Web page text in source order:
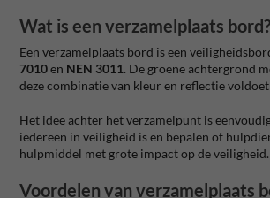
Wat is een verzamelplaats bord?
Een verzamelplaats bord is een
7010en NEN 3011. De groene achtergrond
deze combinatie van kleur en reflectie
Het idee achter het verzamelpunt is
iedereen in veiligheid is en bepalen of
hulpmiddel met grote impact op de veiligheid.
Voordelen van verzamelplaats